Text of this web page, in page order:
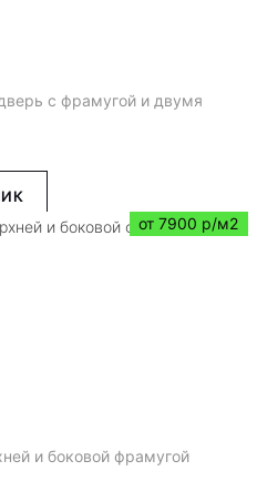
с фрамугой и двумя
от 7900 р/м2
и боковой фрамугой